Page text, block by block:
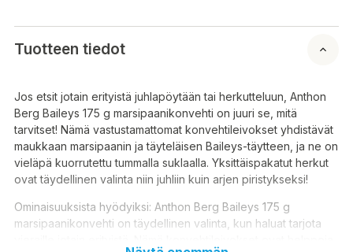
Tuotteen tiedot
Jos etsit jotain erityistä juhlapöytään tai herkutteluun, Anthon
Berg Baileys 175 g marsipaanikonvehti on juuri se, mitä
tarvitset! Nämä vastustamattomat konvehtileivokset yhdistävät
maukkaan marsipaanin ja täyteläisen Baileys-täytteen, ja ne on
vieläpä kuorrutettu tummalla suklaalla. Yksittäispakatut herkut
ovat täydellinen valinta niin juhliin kuin arjen piristykseksi!
Ominaisuuksista hyödyiksi: Anthon Berg Baileys 175 g
marsipaanikonvehti on täydellinen valinta, kun haluat tarjota